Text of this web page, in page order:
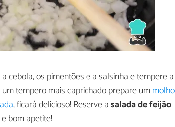
cebola, os pimentões e a salsinha e tempere a
tempero mais caprichado prepare ummolho
, ficará delicioso! Reserve asalada de feijão
bom apetite!